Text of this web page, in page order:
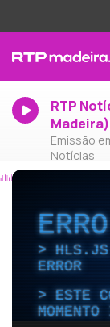
RTP
Madeira)
Emissão
Notícias
HLS.JS
ERROR
ESTE